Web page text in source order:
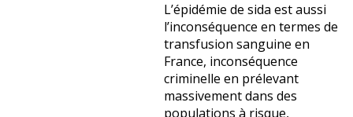
L’épidémie de sida est aussi
l’inconséquence en termes de
transfusion sanguine en
France, inconséquence
criminelle en prélevant
massivement dans des
populations à risque,